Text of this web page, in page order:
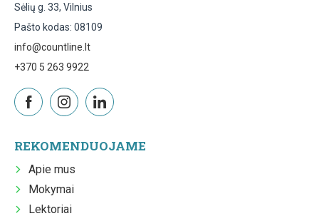
Sėlių g. 33, Vilnius
Pašto kodas: 08109
info@countline.lt
+370 5 263 9922
REKOMENDUOJAME
Apie mus
Mokymai
Lektoriai